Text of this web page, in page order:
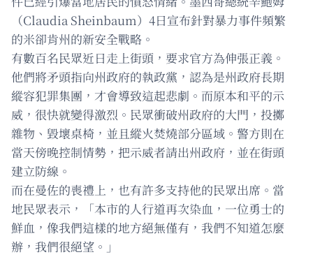
（Claudia Sheinbaum）4日宣布針對暴力事件頻繁
的米卻肯州的新安全戰略。
有數百名民眾近日走上街頭，要求官方為伸張正義。
他們將矛頭指向州政府的執政黨，認為是州政府長期
縱容犯罪集團，才會導致這起悲劇。而原本和平的示
威，很快就變得激烈。民眾衝破州政府的大門，投擲
雜物、毀壞桌椅，並且縱火焚燒部分區域。警方則在
當天傍晚控制情勢，把示威者請出州政府，並在街頭
建立防線。
而在曼佐的喪禮上，也有許多支持他的民眾出席。當
地民眾表示，「本市的人行道再次染血，一位勇士的
鮮血，像我們這樣的地方絕無僅有，我們不知道怎麼
辦，我們很絕望。」